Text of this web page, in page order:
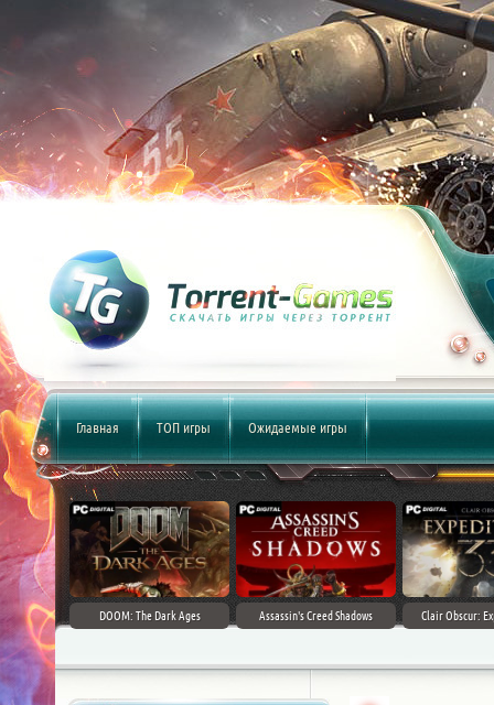
Главная ТОП игры Ожидаемые игры
DOOM: The Dark Ages Assassin's Creed Shadows Clair Obscur: